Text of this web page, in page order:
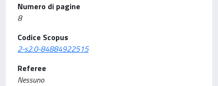
Numero di pagine
8
Codice Scopus
2-s2.0-84884922515
Referee
Nessuno